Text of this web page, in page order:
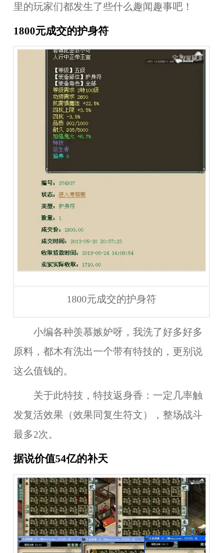
里的玩家们都发生了些什么趣闻趣事吧！
1800元成交的护身符
1800元成交的护身符
小编各种羡慕嫉妒呀，我洗了好多好多
原料，都木有洗出一个带有特技的，更别说
这么值钱的。
关于此特技，特技返身香：一定几率触
发复活效果（效果同复生符文），整场战斗
最多2次。
据说价值54亿的补天